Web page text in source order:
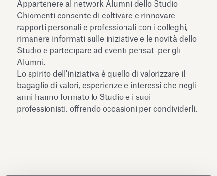
Appartenere al network Alumni dello Studio
Chiomenti consente di coltivare e rinnovare
rapporti personali e professionali con i colleghi,
rimanere informati sulle iniziative e le novità dello
Studio e partecipare ad eventi pensati per gli
Alumni.
Lo spirito dell'iniziativa è quello di valorizzare il
bagaglio di valori, esperienze e interessi che negli
anni hanno formato lo Studio e i suoi
professionisti, offrendo occasioni per condividerli.